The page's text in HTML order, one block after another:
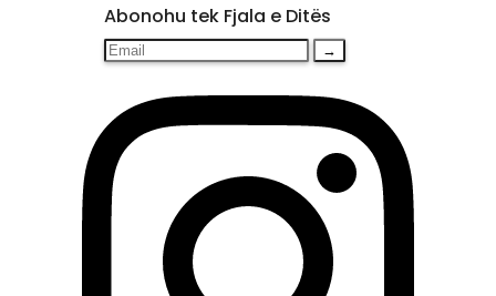
Abonohu tek Fjala e Ditës